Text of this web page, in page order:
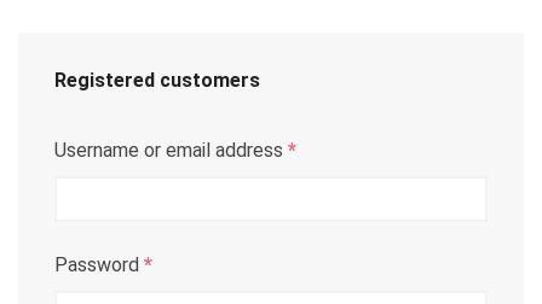
Registered customers
Username or email address *
Password *